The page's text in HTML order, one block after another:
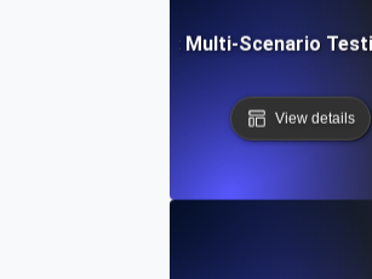
Simulation: Multi-Scenario
View details